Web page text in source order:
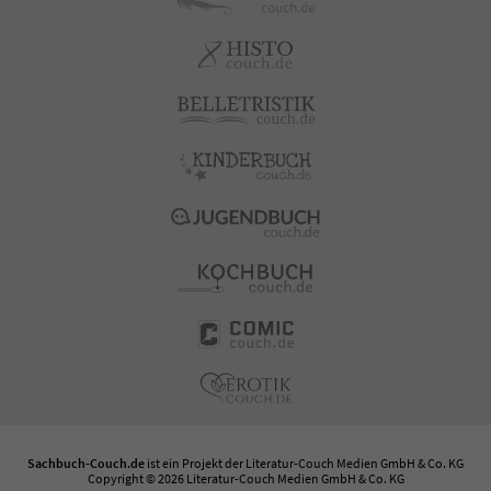
Sachbuch-Couch.de ist ein Projekt der Literatur-Couch Medien GmbH & Co. KG
Copyright © 2026 Literatur-Couch Medien GmbH & Co. KG